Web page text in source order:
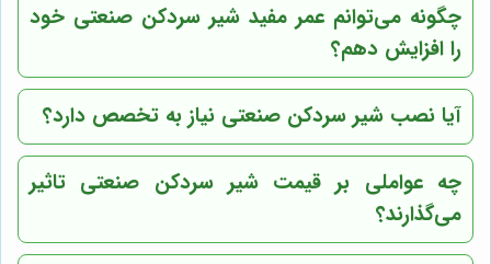
چگونه می‌توانم عمر مفید شیر سردکن صنعتی خود
را افزایش دهم؟
آیا نصب شیر سردکن صنعتی نیاز به تخصص دارد؟
چه عواملی بر قیمت شیر سردکن صنعتی تاثیر
می‌گذارند؟